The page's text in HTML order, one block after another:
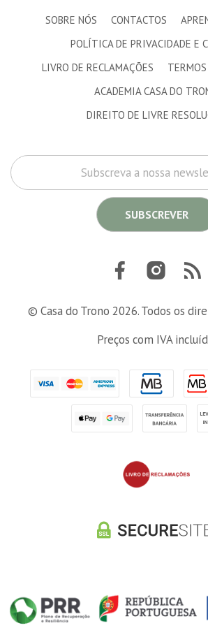
SOBRE NÓS CONTACTOS
POLÍTICA DE PRIVACIDADE E
LIVRO DE RECLAMAÇÕES
ACADEMIA CASA DO
DIREITO DE LIVRE
SUBSCREVER
© Casa do Trono 2026. Todos os
Preços com IVA